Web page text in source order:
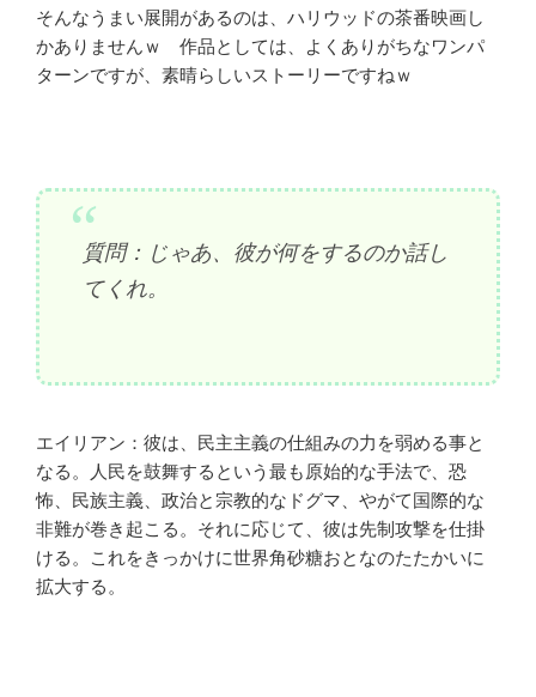
そんなうまい展開があるのは、ハリウッドの茶番映画し
かありませんｗ 作品としては、よくありがちなワンパ
ターンですが、素晴らしいストーリーですねｗ
質問：じゃあ、彼が何をするのか話し
てくれ。
エイリアン：彼は、民主主義の仕組みの力を弱める事と
なる。人民を鼓舞するという最も原始的な手法で、恐
怖、民族主義、政治と宗教的なドグマ、やがて国際的な
非難が巻き起こる。それに応じて、彼は先制攻撃を仕掛
ける。これをきっかけに世界角砂糖おとなのたたかいに
拡大する。